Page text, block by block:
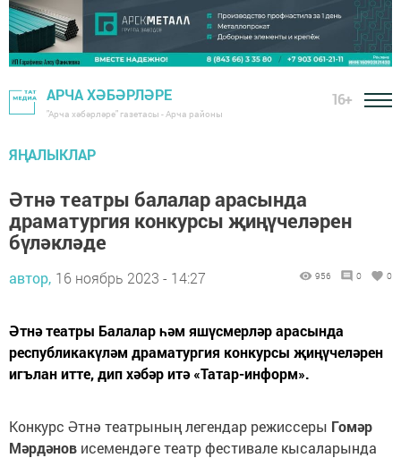
АРЧА ХӘБӘРЛӘРЕ
"Арча хәбәрләре" газетасы - Арча районы
16+
ЯҢАЛЫКЛАР
Әтнә театры балалар арасында
драматургия конкурсы җиңүчеләрен
бүләкләде
автор, 16 ноябрь 2023 - 14:27 956 0 0
Әтнә театры Балалар һәм яшүсмерләр арасында
республикакүләм драматургия конкурсы җиңүчеләрен
игълан итте, дип хәбәр итә «Татар-информ».
Конкурс Әтнә театрының легендар режиссеры Гомәр
Мәрдәнов исемендәге театр фестивале кысаларында